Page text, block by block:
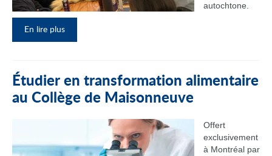
autochtone.
En lire plus
Étudier en transformation alimentaire
au Collège de Maisonneuve
Offert
exclusivement
à Montréal par